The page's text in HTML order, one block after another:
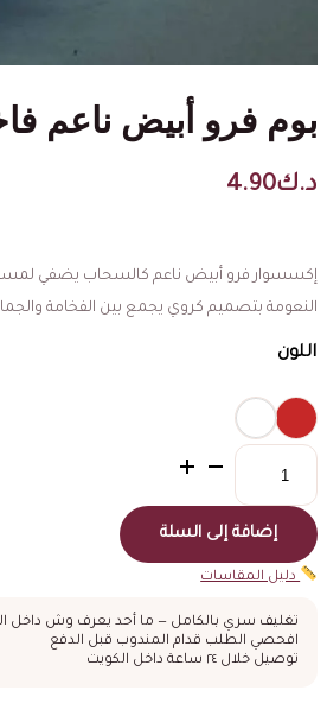
بوم فرو أبيض ناعم
د.ك4.90
إكسسوار فرو أبيض ناعم كالسحاب يضفي لمسة
النعومة بتصميم كروي يجمع بين الفخامة
اللون
كمية
فرو
أبيض
ناعم
فاخر
إضافة إلى السلة
دليل المقاسات
تغليف سري بالكامل — ما أحد يعرف وش داخل
افحصي الطلب قدام المندوب قبل الدفع
توصيل خلال ٢٤ ساعة داخل الكويت